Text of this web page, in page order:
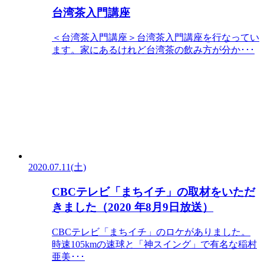
台湾茶入門講座
＜台湾茶入門講座＞台湾茶入門講座を行なってい
ます。家にあるけれど台湾茶の飲み方が分か･･･
2020.07.11(土)
CBCテレビ「まちイチ」の取材をいただ
きました（2020 年8月9日放送）
CBCテレビ「まちイチ」のロケがありました。
時速105kmの速球と「神スイング」で有名な稲村
亜美･･･